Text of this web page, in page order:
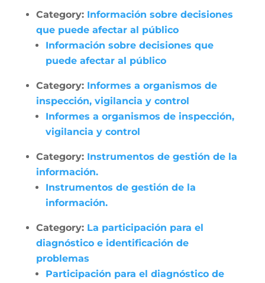
Category: Información sobre decisiones
que puede afectar al público
Información sobre decisiones que
puede afectar al público
Category: Informes a organismos de
inspección, vigilancia y control
Informes a organismos de inspección,
vigilancia y control
Category: Instrumentos de gestión de la
información.
Instrumentos de gestión de la
información.
Category: La participación para el
diagnóstico e identificación de
problemas
Participación para el diagnóstico de